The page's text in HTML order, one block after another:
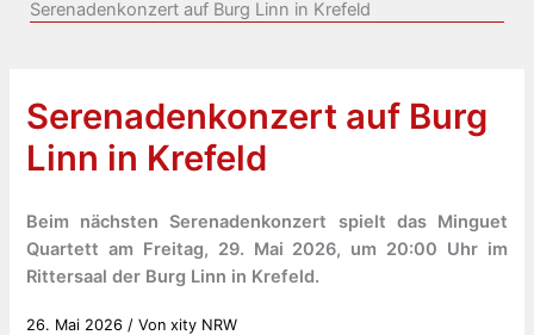
Serenadenkonzert auf Burg Linn in Krefeld
Serenadenkonzert auf Burg
Linn in Krefeld
Beim nächsten Serenadenkonzert spielt das Minguet
Quartett am Freitag, 29. Mai 2026, um 20:00 Uhr im
Rittersaal der Burg Linn in Krefeld.
26. Mai 2026 / Vonxity NRW